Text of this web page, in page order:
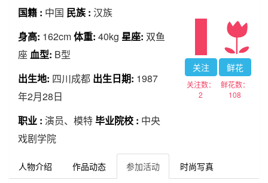
国籍 : 中国 民族 : 汉族
身高: 162cm体重: 40kg 星座: 双鱼
座血型: B型
出生地: 四川成都 出生日期: 1987
年2月28日
职业 : 演员、模特毕业院校 : 中央
戏剧学院
关注
关注数：
2
鲜花
鲜花数：
108
人物介绍 作品动态 参加活动 时尚写真